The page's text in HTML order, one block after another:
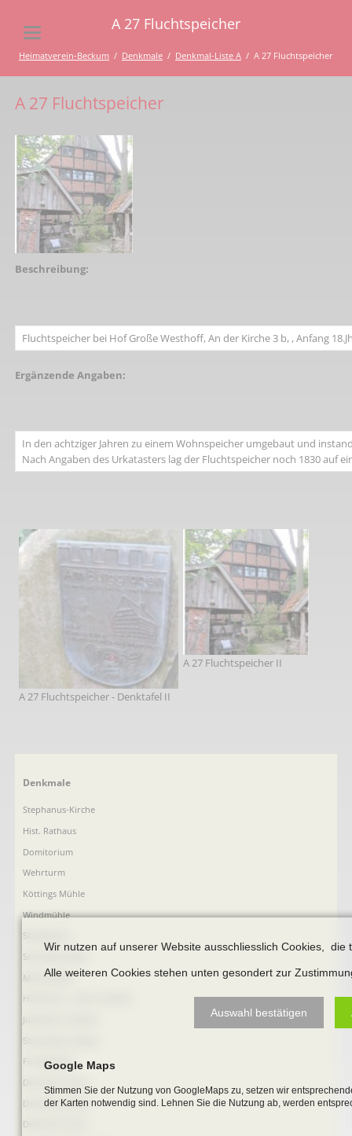
A 27 Fluchtspeicher
Heimatverein-Beckum Denkmale Denkmal-Liste A A 27 Fluchtspeicher
A 27 Fluchtspeicher
Beschreibung:
Fluchtspeicher bei Hof Große Westhoff, An der Kirche 3 b, , Anfang
Ergänzende Angaben:
In den achtziger Jahren zu einem Wohnspeicher umgebaut und
Nach Angaben des Urkatasters lag der Fluchtspeicher noch 1830 auf
A 27 Fluchtspeicher - Denktafel II
A 27 Fluchtspeicher II
Navigation
Denkmale
Stephanus-Kirche
Hist. Rathaus
Domitorium
Wehrturm
Köttings Mühle
Windmühle
Ständehaus
Schmiede Galen
Mariensäule
Hochkreuz - Alter Friedhof
Jüdischer Friedhof
Steinkisten Gräber
Fürstengrab
Denkmal-Liste A
Denkmal-Liste B
Denkmal-Liste C
Wir nutzen auf unserer Website ausschliesslich Cookies, die
Alle weiteren Cookies stehen unten gesondert zur
Auswahl bestätigen
Google Maps
Stimmen Sie der Nutzung von GoogleMaps zu, setzen wir
der Karten notwendig sind. Lehnen Sie die Nutzung ab, werden